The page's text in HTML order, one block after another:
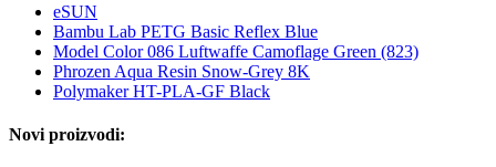
eSUN
Bambu Lab PETG Basic Reflex Blue
Model Color 086 Luftwaffe Camoflage Green (823)
Phrozen Aqua Resin Snow-Grey 8K
Polymaker HT-PLA-GF Black
Novi proizvodi: